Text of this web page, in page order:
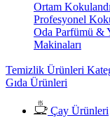
Ortam
Profesyonel
Oda Parfümü &
Makinaları
Temizlik Ürünleri
Gıda Ürünleri
Çay Ürünleri